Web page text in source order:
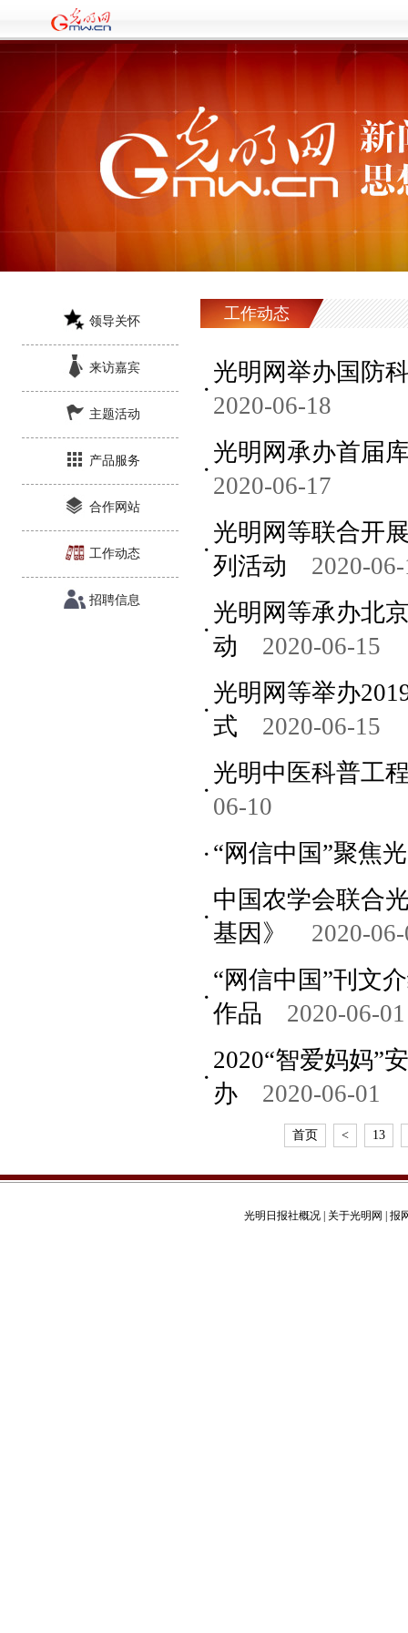
领导关怀
来访嘉宾
主题活动
产品服务
合作网站
工作动态
招聘信息
工作动态
光明网举办国防
2020-06-18
光明网承办首届
2020-06-17
光明网等联合开
列活动
2020-
光明网等承办北
动
2020-06-15
光明网等举办
式
2020-06-15
光明中医科普工
06-10
“网信中国”聚焦
中国农学会联合
基因》
2020-
“网信中国”刊文
作品
2020-06-01
2020“智爱妈妈”
办
2020-06-01
首页 < 13
光明日报社概况 关于光明网 报